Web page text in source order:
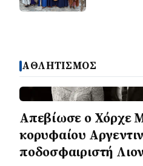
ΑΘΛΗΤΙΣΜΟΣ
Απεβίωσε ο Χόρχε
κορυφαίου
ποδοσφαιριστή